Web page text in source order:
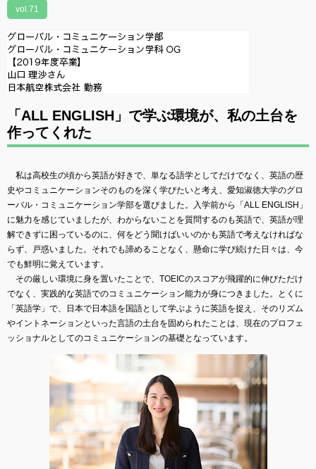
vol.71
「ALL ENGLISH」で学ぶ環境が、私の土台を
作ってくれた
私は高校生の頃から英語が好きで、単なる語学としてだけでなく、英語の歴
史やコミュニケーションそのものを深く学びたいと考え、愛知淑徳大学のグロ
ーバル・コミュニケーション学部を選びました。入学前から「ALL ENGLISH」
に魅力を感じていましたが、わからないことを質問するのも英語で、英語が理
解できずに困っているのに、何をどう聞けばいいのかも英語で考えなければな
らず、戸惑いました。それでも諦めることなく、懸命に学び続けた日々は、今
でも鮮明に覚えています。
その厳しい環境に身を置いたことで、TOEICのスコアが飛躍的に伸びただけ
でなく、実践的な英語でのコミュニケーション能力が身につきました。とくに
「英語学」で、日本で日本語を国語として学ぶように英語を捉え、そのリズム
やイントネーションといった言語の土台を固められたことは、現在のプロフェ
ッショナルとしてのコミュニケーションの基礎となっています。